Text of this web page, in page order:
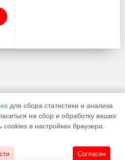
страницы
для сбора статистики и анализа
на сбор и обработку ваших
в настройках браузера.
Согласен